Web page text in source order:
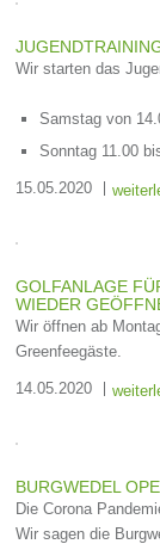
Wir starten das
Samstag von
Sonntag 11.00
15.05.2020
GOLFANLAGE
WIEDER
Wir öffnen ab
Greenfeegäste.
14.05.2020
BURGWEDEL
Die Corona
Wir sagen die